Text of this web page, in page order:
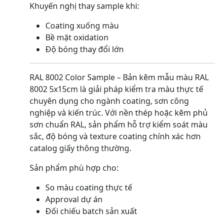
Khuyến nghị thay sample khi:
Coating xuống màu
Bề mặt oxidation
Độ bóng thay đổi lớn
RAL 8002 Color Sample – Bản kẽm mẫu màu RAL
8002 5x15cm là giải pháp kiểm tra màu thực tế
chuyên dụng cho ngành coating, sơn công
nghiệp và kiến trúc. Với nền thép hoặc kẽm phủ
sơn chuẩn RAL, sản phẩm hỗ trợ kiểm soát màu
sắc, độ bóng và texture coating chính xác hơn
catalog giấy thông thường.
Sản phẩm phù hợp cho:
So màu coating thực tế
Approval dự án
Đối chiếu batch sản xuất